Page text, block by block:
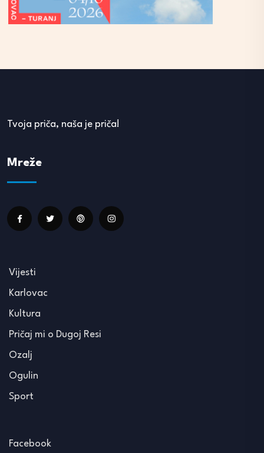
Tvoja priča, naša je priča!
Mreže
Vijesti
Karlovac
Kultura
Pričaj mi o Dugoj Resi
Ozalj
Ogulin
Sport
Facebook